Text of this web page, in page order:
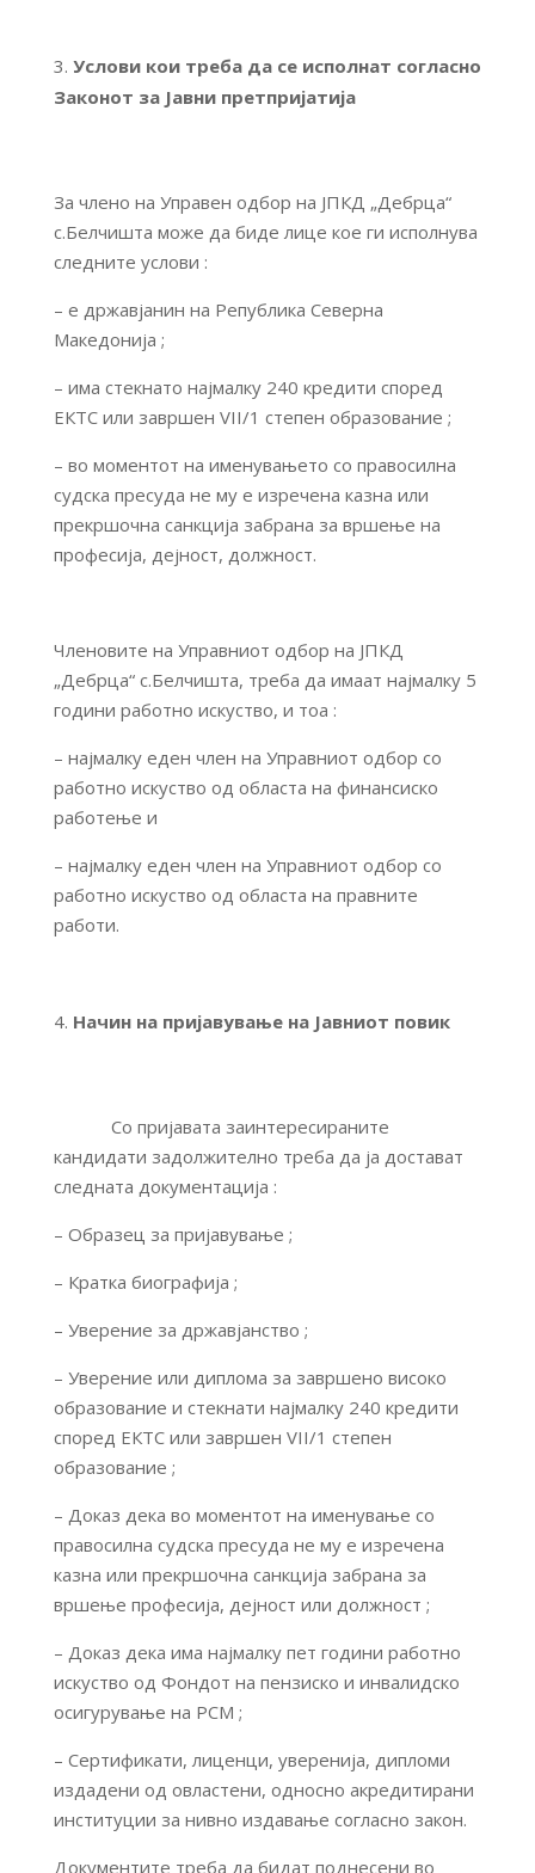
Услови кои треба да се исполнат согласно
Законот за Јавни претпријатија
За члено на Управен одбор на ЈПКД „Дебрца“
с.Белчишта може да биде лице кое ги исполнува
следните услови :
– е државјанин на Република Северна
Македонија ;
– има стекнато најмалку 240 кредити според
ЕКТС или завршен VII/1 степен образование ;
– во моментот на именувањето со правосилна
судска пресуда не му е изречена казна или
прекршочна санкција забрана за вршење на
професија, дејност, должност.
Членовите на Управниот одбор на ЈПКД
„Дебрца“ с.Белчишта, треба да имаат најмалку 5
години работно искуство, и тоа :
– најмалку еден член на Управниот одбор со
работно искуство од областа на финансиско
работење и
– најмалку еден член на Управниот одбор со
работно искуство од областа на правните
работи.
Начин на пријавување на Јавниот повик
Со пријавата заинтересираните
кандидати задолжително треба да ја достават
следната документација :
– Образец за пријавување ;
– Кратка биографија ;
– Уверение за државјанство ;
– Уверение или диплома за завршено високо
образование и стекнати најмалку 240 кредити
според ЕКТС или завршен VII/1 степен
образование ;
– Доказ дека во моментот на именување со
правосилна судска пресуда не му е изречена
казна или прекршочна санкција забрана за
вршење професија, дејност или должност ;
– Доказ дека има најмалку пет години работно
искуство од Фондот на пензиско и инвалидско
осигурување на РСМ ;
– Сертификати, лиценци, уверенија, дипломи
издадени од овластени, односно акредитирани
институции за нивно издавање согласно закон.
Документите треба да бидат поднесени во